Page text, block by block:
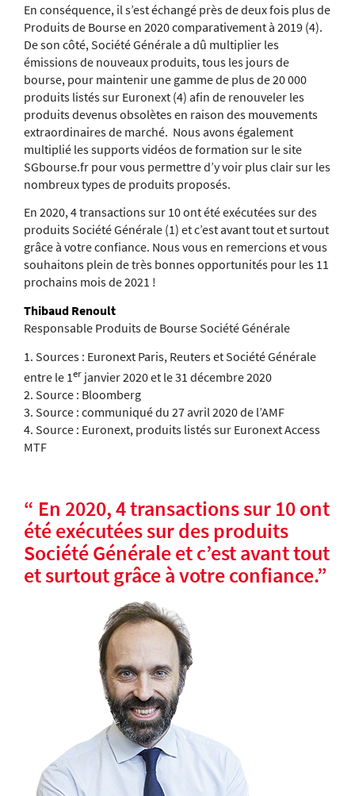
En conséquence, il s’est échangé près de deux fois plus de
Produits de Bourse en 2020 comparativement à 2019 (4).
De son côté, Société Générale a dû multiplier les
émissions de nouveaux produits, tous les jours de
bourse, pour maintenir une gamme de plus de 20 000
produits listés sur Euronext (4) afin de renouveler les
produits devenus obsolètes en raison des mouvements
extraordinaires de marché. Nous avons également
multiplié les supports vidéos de formation sur le site
SGbourse.fr pour vous permettre d’y voir plus clair sur les
nombreux types de produits proposés.
En 2020, 4 transactions sur 10 ont été exécutées sur des
produits Société Générale (1) et c’est avant tout et surtout
grâce à votre confiance. Nous vous en remercions et vous
souhaitons plein de très bonnes opportunités pour les 11
prochains mois de 2021 !
Thibaud Renoult
Responsable Produits de Bourse Société Générale
1. Sources : Euronext Paris, Reuters et Société Générale
entre le 1er janvier 2020 et le 31 décembre 2020
2. Source : Bloomberg
3. Source : communiqué du 27 avril 2020 de l’AMF
4. Source : Euronext, produits listés sur Euronext Access
MTF
“ En 2020, 4 transactions sur 10ont
été exécutées sur des produits
Société Générale et c’est avant tout
et surtout grâce à votre confiance.”